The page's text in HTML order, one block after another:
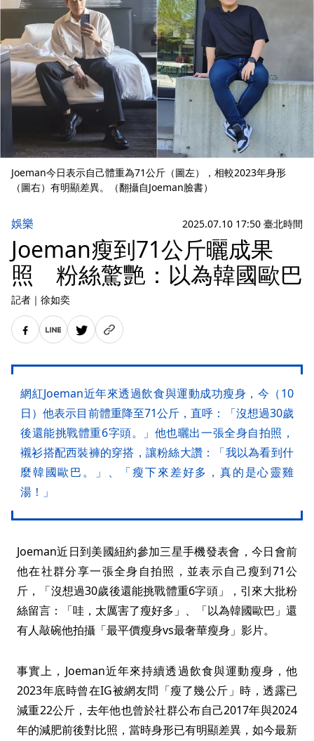
Joeman今日表示自己體重為71公斤（圖左），相較2023年身形
（圖右）有明顯差異。（翻攝自Joeman臉書）
娛樂 2025.07.10 17:50 臺北時間
Joeman瘦到71公斤曬成果
照 粉絲驚艷：以為韓國歐巴
記者 ｜ 徐如奕
網紅Joeman近年來透過飲食與運動成功瘦身，今（10
日）他表示目前體重降至71公斤，直呼：「沒想過30歲
後還能挑戰體重6字頭。」他也曬出一張全身自拍照，
襯衫搭配西裝褲的穿搭，讓粉絲大讚：「我以為看到什
麼韓國歐巴。」、「瘦下來差好多，真的是心靈雞
湯！」
Joeman近日到美國紐約參加三星手機發表會，今日會前
他在社群分享一張全身自拍照，並表示自己瘦到71公
斤，「沒想過30歲後還能挑戰體重6字頭」，引來大批粉
絲留言：「哇，太厲害了瘦好多」、「以為韓國歐巴」還
有人敲碗他拍攝「最平價瘦身vs最奢華瘦身」影片。
事實上，Joeman近年來持續透過飲食與運動瘦身，他
2023年底時曾在IG被網友問「瘦了幾公斤」時，透露已
減重22公斤，去年他也曾於社群公布自己2017年與2024
年的減肥前後對比照，當時身形已有明顯差異，如今最新